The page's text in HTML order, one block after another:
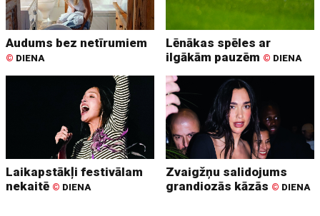
Audums bez netīrumiem
© DIENA
Lēnākas spēles ar
ilgākām pauzēm © DIENA
Laikapstākļi festivālam
nekaitē © DIENA
Zvaigžņu salidojums
grandiozās kāzās © DIENA